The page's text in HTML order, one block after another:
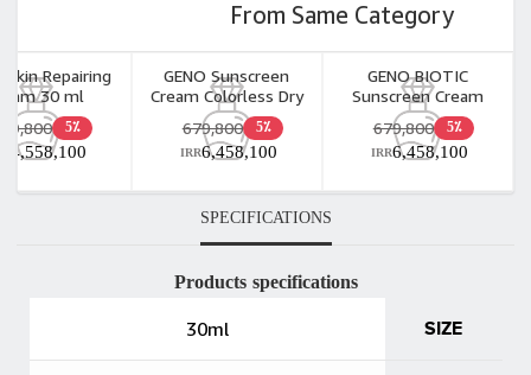
From Same Category
Skin Repairing
30 ml
5٪
4,558,100
GENO Sunscreen
Cream Colorless Dry
Skin 50ml
5٪ 679,800
6,458,100
IRR
GENO BIOTIC
Sunscreen Cream
Colorless Oily Skin
50ml 5٪ 679,800
6,458,100
IRR
SPECIFICATIONS
Products specifications
SIZE
30ml